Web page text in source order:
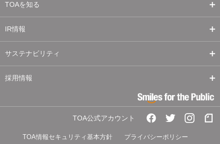
TOAを知る
IR情報
サステナビリティ
採用情報
TOA公式アカウント
TOA情報セキュリティ基本方針 プライバシーポリシー